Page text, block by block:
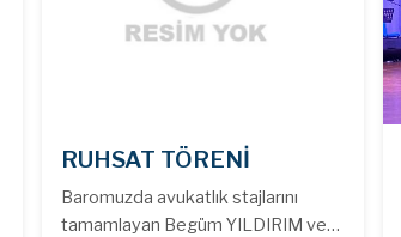
RUHSAT TÖRENİ
Baromuzda avukatlık stajlarını
tamamlayan Begüm YILDIRIM ve